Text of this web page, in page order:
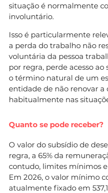
situação é normalmente
involuntário.
Isso é particularmente
a perda do trabalho não
voluntária da pessoa
por regra, perde acesso
o término natural de um
entidade de não renovar
habitualmente nas
Quanto se pode receber?
O valor do subsídio de
regra, a 65% da
contudo, limites mínimos
Em 2026, o valor mínimo
atualmente fixado em